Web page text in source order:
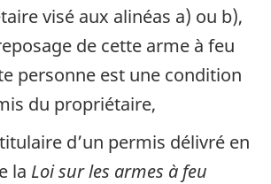
visé aux alinéas a) ou b),
de cette arme à feu
personne est une condition
du propriétaire,
d’un permis délivré en
la Loi sur les armes à feu